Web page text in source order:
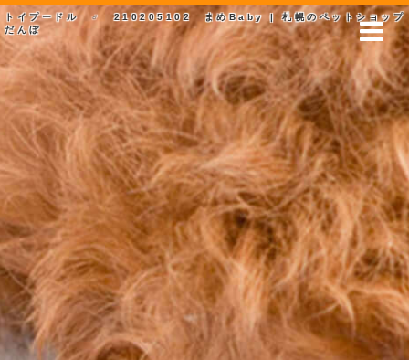
トイプードル ♂ 210205102 まめBaby | 札幌のペットショップ
だんぼ